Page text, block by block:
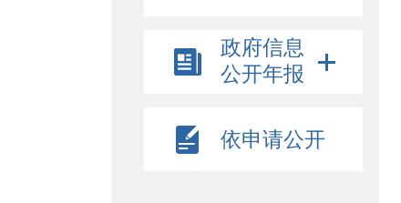
政府信息
公开年报
依申请公开